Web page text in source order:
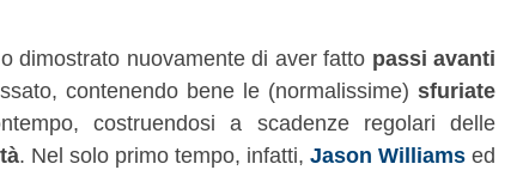
dimostrato nuovamente di aver fatto passi avanti
contenendo bene le (normalissime)sfuriate
costruendosi a scadenze regolari delle
. Nel solo primo tempo, infatti, Jason Williams ed